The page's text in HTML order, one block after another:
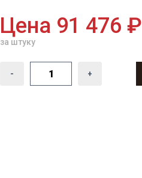
Цена 91 476 ₽
за штуку
- +